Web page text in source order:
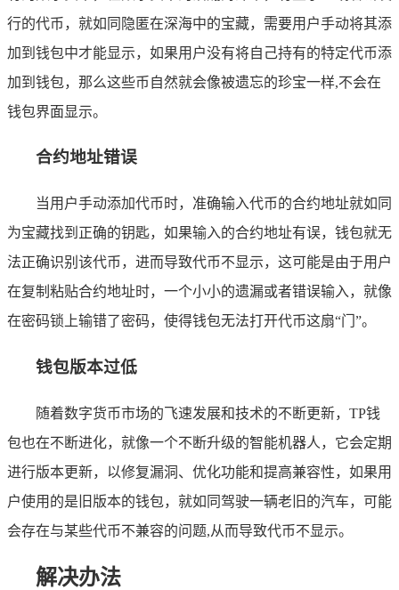
行的代币，就如同隐匿在深海中的宝藏，需要用户手动将其添
加到钱包中才能显示，如果用户没有将自己持有的特定代币添
加到钱包，那么这些币自然就会像被遗忘的珍宝一样,不会在
钱包界面显示。
合约地址错误
当用户手动添加代币时，准确输入代币的合约地址就如同
为宝藏找到正确的钥匙，如果输入的合约地址有误，钱包就无
法正确识别该代币，进而导致代币不显示，这可能是由于用户
在复制粘贴合约地址时，一个小小的遗漏或者错误输入，就像
在密码锁上输错了密码，使得钱包无法打开代币这扇“门”。
钱包版本过低
随着数字货币市场的飞速发展和技术的不断更新，TP钱
包也在不断进化，就像一个不断升级的智能机器人，它会定期
进行版本更新，以修复漏洞、优化功能和提高兼容性，如果用
户使用的是旧版本的钱包，就如同驾驶一辆老旧的汽车，可能
会存在与某些代币不兼容的问题,从而导致代币不显示。
解决办法